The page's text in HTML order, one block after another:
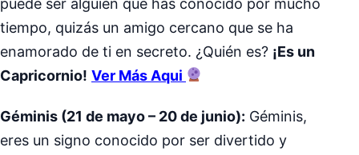
tiempo, quizás un amigo cercano que se ha
enamorado de ti en secreto. ¿Quién es? ¡Es un
Capricornio! Ver Más Aqui
Géminis (21 de mayo – 20 de junio): Géminis,
eres un signo conocido por ser divertido y